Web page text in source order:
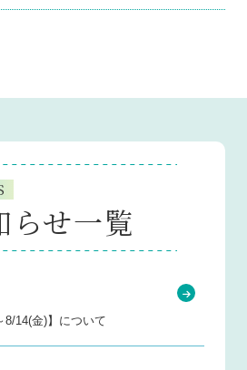
らせ一覧
8/14(金)】について